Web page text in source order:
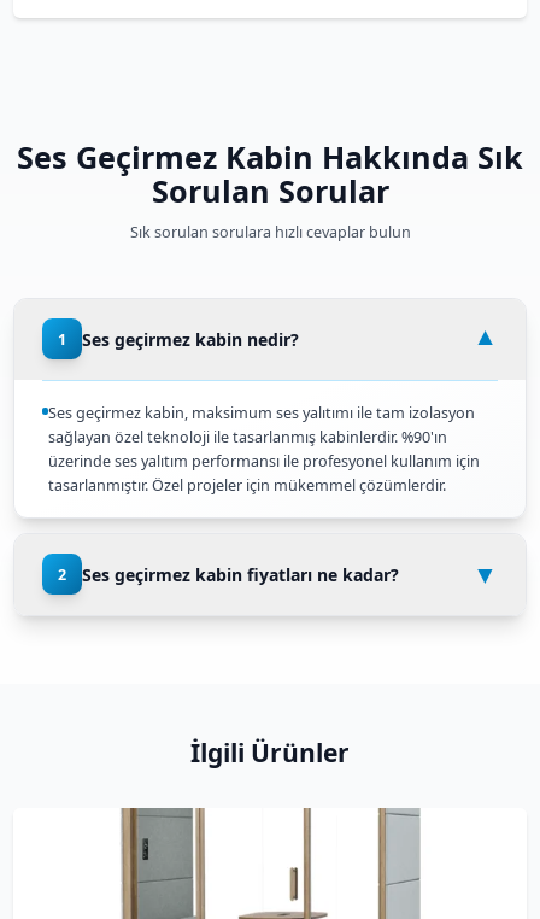
Maksimum İzolasyon
Maksimum ses yalıtımı ile tam izolasyon sağlayan
Özel Projeler
Özel projeler için mükemmel çözümler sunar.
Üstün Performans
Profesyonel kullanım için optimize edilmiş tasarımlar.
Ses Geçirmez Kabin
Sorulan